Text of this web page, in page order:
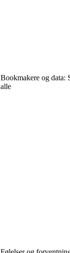
Bookmakere og data:
alle